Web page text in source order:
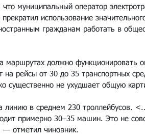
муниципальный оператор
использование
гражданам работать в
маршрутах должно функционировать
на рейсы от 30 до 35 транспортных
существенно не ухудшает общую
в среднем 230 троллейбусов.
примерно 30–35 машин. Это не
— отметил чиновник.